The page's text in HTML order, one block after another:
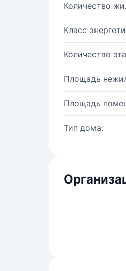
Количество
Класс
Количество
Площадь
Площадь
Тип дома: